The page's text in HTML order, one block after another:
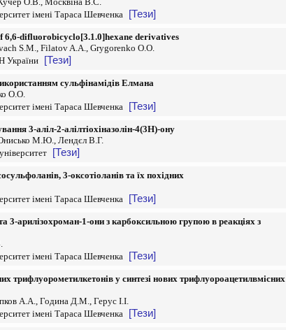
імені Тараса Шевченка
[Тези]
6,6-difluorobicyclo[3.1.0]hexane derivatives
S.M., Filatov A.A., Grygorenko O.O.
України
[Тези]
сульфінамідів Елмана
О.О.
імені Тараса Шевченка
[Тези]
3-аліл-2-алілтіохіназолін-4(3H)-ону
М.Ю., Лендєл В.Г.
[Тези]
3-оксотіоланів та їх похідних
імені Тараса Шевченка
[Тези]
3-арилізохроман-1-они з карбоксильною групою в реакціях з
імені Тараса Шевченка
[Тези]
трифлуорометилкетонів у синтезі нових трифлуороацетилвмісних
А.А., Година Д.М., Герус І.І.
імені Тараса Шевченка
[Тези]